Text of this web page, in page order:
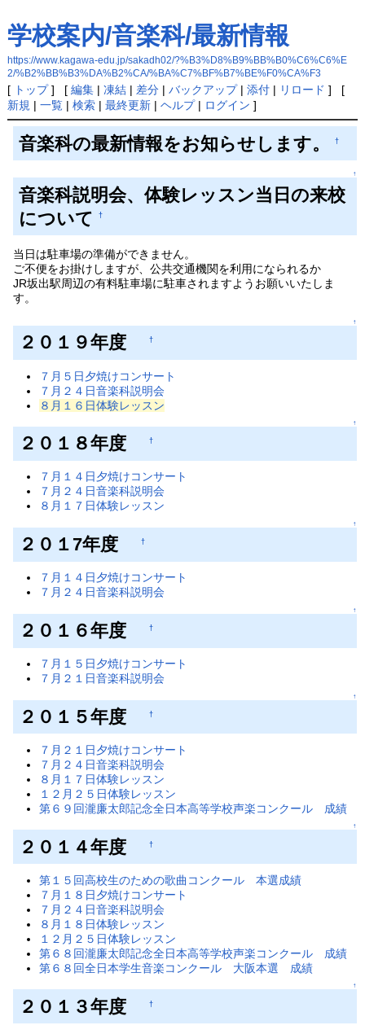
学校案内/音楽科/最新情報
https://www.kagawa-edu.jp/sakadh02/?%B3%D8%B9%BB%B0%C6%C6%E
2/%B2%BB%B3%DA%B2%CA/%BA%C7%BF%B7%BE%F0%CA%F3
[ トップ] [ 編集| 凍結| 差分| バックアップ| 添付| リロード ] [
新規 | 一覧| 検索| 最終更新| ヘルプ| ログイン ]
音楽科の最新情報をお知らせします。 †
↑
音楽科説明会、体験レッスン当日の来校
について
†
当日は駐車場の準備ができません。
ご不便をお掛けしますが、公共交通機関を利用になられるか
JR坂出駅周辺の有料駐車場に駐車されますようお願いいたしま
す。
↑
２０１９年度 †
７月５日夕焼けコンサート
７月２４日音楽科説明会
８月１６日体験レッスン
↑
２０１８年度 †
７月１４日夕焼けコンサート
７月２４日音楽科説明会
８月１７日体験レッスン
↑
２０１7年度 †
７月１４日夕焼けコンサート
７月２４日音楽科説明会
↑
２０１６年度 †
７月１５日夕焼けコンサート
７月２１日音楽科説明会
↑
２０１５年度 †
７月２１日夕焼けコンサート
７月２４日音楽科説明会
８月１７日体験レッスン
１２月２５日体験レッスン
第６９回瀧廉太郎記念全日本高等学校声楽コンクール 成績
↑
２０１４年度 †
第１５回高校生のための歌曲コンクール 本選成績
７月１８日夕焼けコンサート
７月２４日音楽科説明会
８月１８日体験レッスン
１２月２５日体験レッスン
第６８回瀧廉太郎記念全日本高等学校声楽コンクール 成績
第６８回全日本学生音楽コンクール 大阪本選 成績
↑
２０１３年度 †